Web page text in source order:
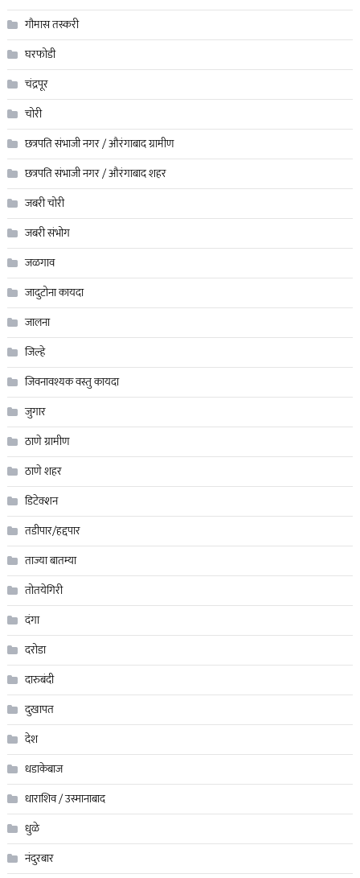
गौमास तस्करी
घरफोडी
चंद्रपूर
चोरी
छत्रपति संभाजी नगर / औरंगाबाद ग्रामीण
छत्रपति संभाजी नगर / औरंगाबाद शहर
जबरी चोरी
जबरी संभोग
जळगाव
जादुटोना कायदा
जालना
जिल्हे
जिवनावश्यक वस्तु कायदा
जुगार
ठाणे ग्रामीण
ठाणे शहर
डिटेक्शन
तडीपार/हद्दपार
ताज्या बातम्या
तोतयेगिरी
दंगा
दरोडा
दारुबंदी
दुखापत
देश
धडाकेबाज
धाराशिव / उस्मानाबाद
धुळे
नंदुरबार